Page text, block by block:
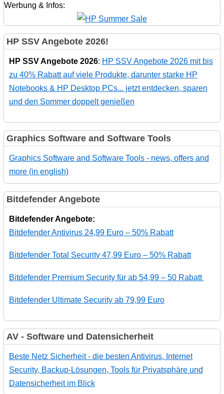
Werbung & Infos:
HP SSV Angebote 2026!
HP SSV Angebote 2026: HP SSV Angebote 2026 mit bis
zu 40% Rabatt auf viele Produkte, darunter starke HP
Notebooks & HP Desktop PCs... jetzt entdecken, sparen
und den Sommer doppelt genießen
Graphics Software and Software Tools
Graphics Software and Software Tools - news, offers and
more (in english)
Bitdefender Angebote
Bitdefender Angebote:
Bitdefender Antivirus 24,99 Euro – 50% Rabatt
Bitdefender Total Security 47,99 Euro – 50% Rabatt
Bitdefender Premium Security für ab 54,99 – 50 Rabatt
Bitdefender Ultimate Security ab 79,99 Euro
AV - Software und Datensicherheit
Beste Netz Sicherheit - die besten Antivirus, Internet
Security, Backup-Lösungen, Tools für Privatsphäre und
Datensicherheit im Blick